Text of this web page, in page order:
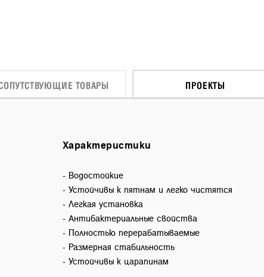
ТОВАРЫ ПРОЕКТЫ
Характеристики
- Водостойкие
- Устойчивы к пятнам и легко чистятся
- Легкая установка
- Антибактериальные свойства
- Полностью перерабатываемые
- Размерная стабильность
- Устойчивы к царапинам